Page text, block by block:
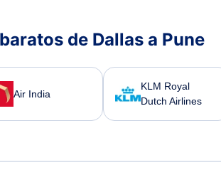
de Dallas a Pune
Air India
KLM Royal
Dutch Airlines